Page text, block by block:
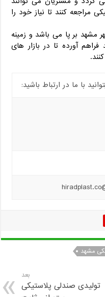
مراجعه کنند تا نیاز خود را
بر پا می باشد و زمینه
آورده تا در بازار های
با ما در ارتباط باشید:
مشهد
بعد
تولیدی صندلی پلاستیکی